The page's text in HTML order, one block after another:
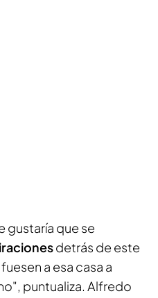
gustaría que se
detrás de este
a esa casa a
puntualiza. Alfredo